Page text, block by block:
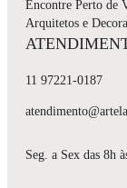
Encontre Perto de
Arquitetos e
11 97221-0187
Seg. a Sex das 8h